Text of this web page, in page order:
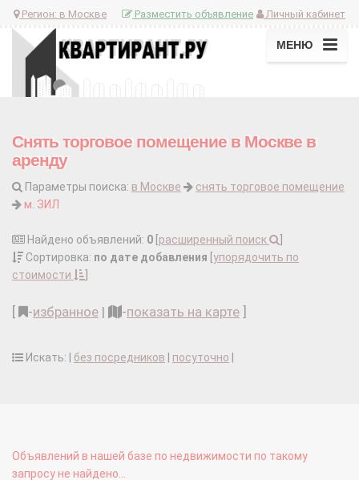
Регион: в Москве Личный кабинет
Разместить объявление
МЕНЮ
Снять торговое помещение в Москве в
аренду
Параметры поиска: в Москве
снять торговое помещение
м. ЗИЛ
Найдено объявлений: 0 расширенный поиск
Сортировка: по дате добавления упорядочить по
стоимости
-избранное | -показать на карте
Искать: | без посредников посуточно
Объявлений в нашей базе по недвижимости по такому
запросу не найдено...